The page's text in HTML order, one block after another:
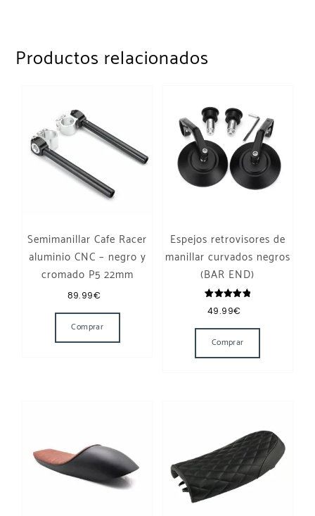
Productos relacionados
Semimanillar Cafe Racer
aluminio CNC – negro y
cromado P5 22mm
89.99€
Comprar
Este producto tiene múltiples variantes. Las
Espejos retrovisores de
manillar curvados negros
(BAR END)
con
de 5
49.99€
Comprar